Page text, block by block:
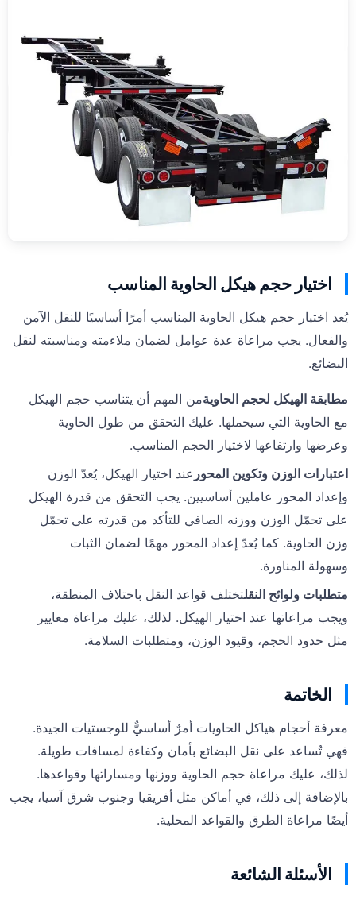
اختيار حجم هيكل الحاوية المناسب
يُعد اختيار حجم هيكل الحاوية المناسب أمرًا أساسيًا للنقل الآمن
والفعال. يجب مراعاة عدة عوامل لضمان ملاءمته ومناسبته لنقل
البضائع.
مطابقة الهيكل لحجم الحاويةمن المهم أن يتناسب حجم الهيكل
مع الحاوية التي سيحملها. عليك التحقق من طول الحاوية
وعرضها وارتفاعها لاختيار الحجم المناسب.
اعتبارات الوزن وتكوين المحور عند اختيار الهيكل، يُعدّ الوزن
وإعداد المحور عاملين أساسيين. يجب التحقق من قدرة الهيكل
على تحمّل الوزن ووزنه الصافي للتأكد من قدرته على تحمّل
وزن الحاوية. كما يُعدّ إعداد المحور مهمًا لضمان الثبات
وسهولة المناورة.
متطلبات ولوائح النقلتختلف قواعد النقل باختلاف المنطقة،
ويجب مراعاتها عند اختيار الهيكل. لذلك، عليك مراعاة معايير
مثل حدود الحجم، وقيود الوزن، ومتطلبات السلامة.
الخاتمة
معرفة أحجام هياكل الحاويات أمرٌ أساسيٌّ للوجستيات الجيدة.
فهي تُساعد على نقل البضائع بأمان وكفاءة لمسافات طويلة.
لذلك، عليك مراعاة حجم الحاوية ووزنها ومساراتها وقواعدها.
بالإضافة إلى ذلك، في أماكن مثل أفريقيا وجنوب شرق آسيا، يجب
أيضًا مراعاة الطرق والقواعد المحلية.
الأسئلة الشائعة